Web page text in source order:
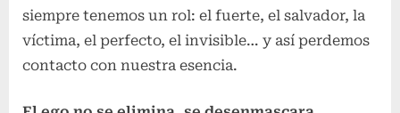
siempre tenemos un rol: el fuerte, el salvador, la
víctima, el perfecto, el invisible… y así perdemos
contacto con nuestra esencia.